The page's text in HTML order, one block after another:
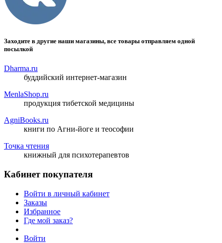
Заходите в другие наши магазины, все товары отправляем одной
посылкой
Dharma.ru
буддийский интернет-магазин
MenlaShop.ru
продукция тибетской медицины
AgniBooks.ru
книги по Агни-йоге и теософии
Точка чтения
книжный для психотерапевтов
Кабинет покупателя
Войти в личный кабинет
Заказы
Избранное
Где мой заказ?
Войти